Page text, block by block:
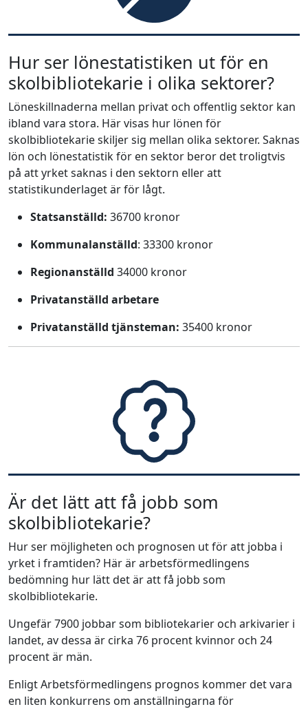
Hur ser lönestatistiken ut för en
skolbibliotekarie i olika sektorer?
Löneskillnaderna mellan privat och offentlig sektor kan
ibland vara stora. Här visas hur lönen för
skolbibliotekarie skiljer sig mellan olika sektorer. Saknas
lön och lönestatistik för en sektor beror det troligtvis
på att yrket saknas i den sektorn eller att
statistikunderlaget är för lågt.
Statsanställd: 36700 kronor
Kommunalanställd: 33300 kronor
Regionanställd 34000 kronor
Privatanställd arbetare
Privatanställd tjänsteman: 35400 kronor
Är det lätt att få jobb som
skolbibliotekarie?
Hur ser möjligheten och prognosen ut för att jobba i
yrket i framtiden? Här är arbetsförmedlingens
bedömning hur lätt det är att få jobb som
skolbibliotekarie.
Ungefär 7900 jobbar som bibliotekarier och arkivarier i
landet, av dessa är cirka 76 procent kvinnor och 24
procent är män.
Enligt Arbetsförmedlingens prognos kommer det vara
en liten konkurrens om anställningarna för